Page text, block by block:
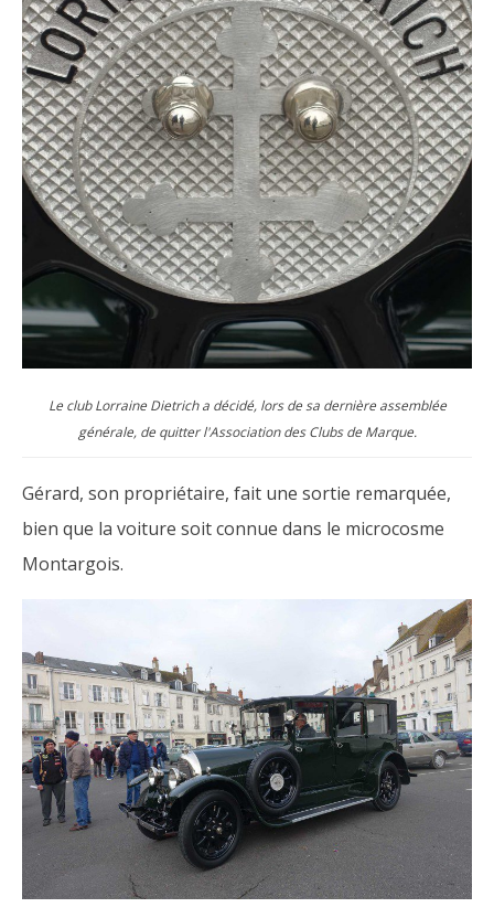
Le club Lorraine Dietrich a décidé, lors de sa dernière assemblée
générale, de quitter l'Association des Clubs de Marque.
Gérard, son propriétaire, fait une sortie remarquée,
bien que la voiture soit connue dans le microcosme
Montargois.